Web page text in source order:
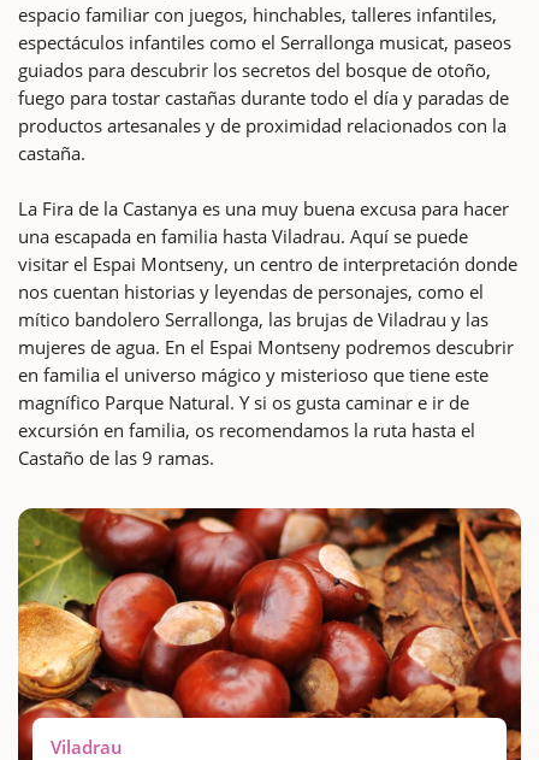
espacio familiar con juegos, hinchables, talleres infantiles,
espectáculos infantiles como el Serrallonga musicat, paseos
guiados para descubrir los secretos del bosque de otoño,
fuego para tostar castañas durante todo el día y paradas de
productos artesanales y de proximidad relacionados con la
castaña.
La Fira de la Castanya es una muy buena excusa para hacer
una escapada en familia hasta Viladrau. Aquí se puede
visitar el Espai Montseny, un centro de interpretación donde
nos cuentan historias y leyendas de personajes, como el
mítico bandolero Serrallonga, las brujas de Viladrau y las
mujeres de agua. En el Espai Montseny podremos descubrir
en familia el universo mágico y misterioso que tiene este
magnífico Parque Natural. Y si os gusta caminar e ir de
excursión en familia, os recomendamos la ruta hasta el
Castaño de las 9 ramas.
Viladrau